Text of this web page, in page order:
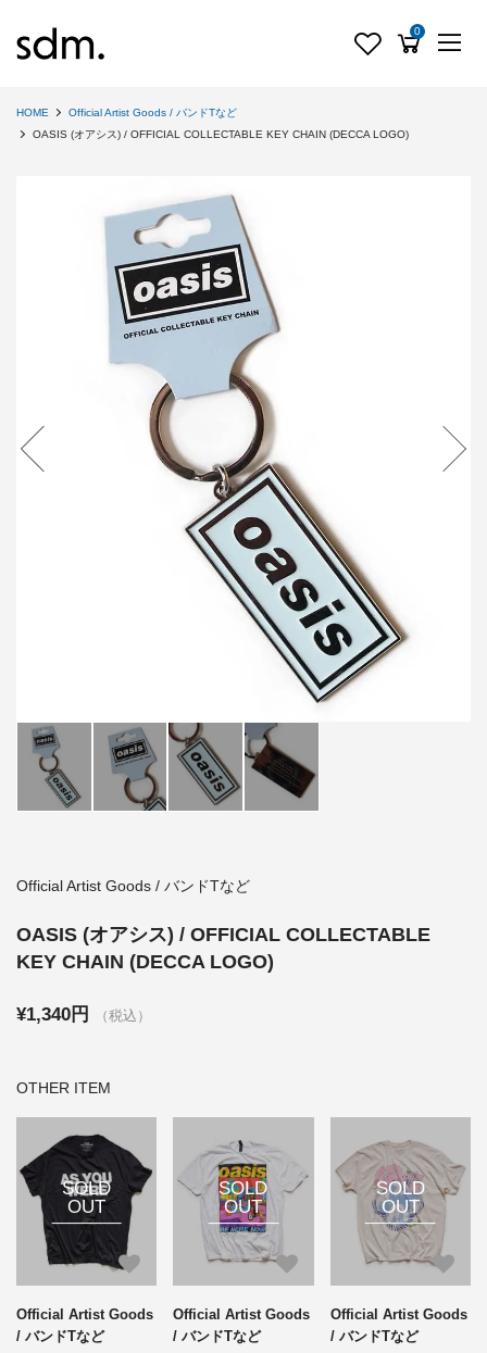
0
HOME
Official Artist Goods / バンドTなど
OASIS (オアシス) / OFFICIAL COLLECTABLE KEY CHAIN (DECCA LOGO)
Official Artist Goods / バンドTなど
OASIS (オアシス) / OFFICIAL COLLECTABLE
KEY CHAIN (DECCA LOGO)
¥1,340円 （税込）
OTHER ITEM
SOLD
OUT
Official Artist Goods
/ バンドTなど
SOLD
OUT
Official Artist Goods
/ バンドTなど
SOLD
OUT
Official Artist Goods
/ バンドTなど